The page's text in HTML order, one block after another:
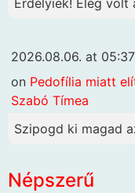
Erdélyiek! Elég volt
2026.08.06. at 05:37
on Pedofília miatt
Szabó Tímea
Szipogd ki magad
Népszerű